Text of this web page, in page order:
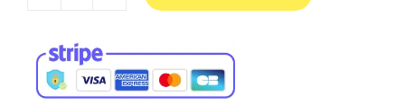
Commandes
reculées